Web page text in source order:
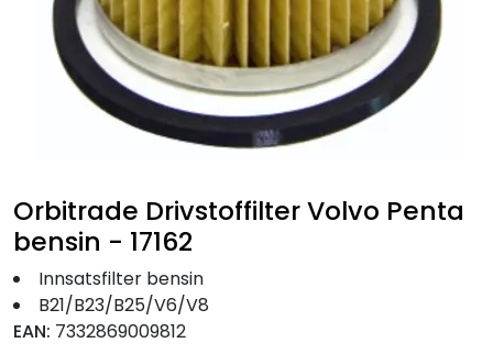
Orbitrade Drivstoffilter Volvo Penta
bensin - 17162
Innsatsfilter bensin
B21/B23/B25/V6/V8
EAN: 7332869009812